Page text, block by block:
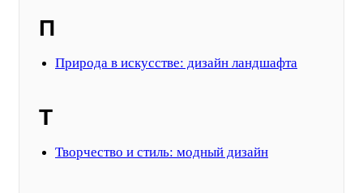
П
Природа в искусстве: дизайн ландшафта
Т
Творчество и стиль: модный дизайн